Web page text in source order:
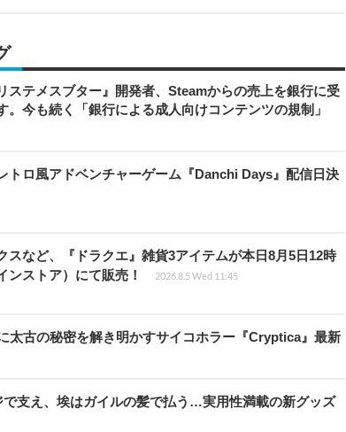
ステメスブター』開発者、Steamからの売上を銀行に受
。今も続く「銀行による成人向けコンテンツの規制」
トロ風アドベンチャーゲーム『Danchi Days』配信日決
スなど、『ドラクエ』雑貨3アイテムが本日8月5日12時
ンストア）にて販売！
2026.8.5 Wed 11:45
太古の秘密を解き明かすサイコホラー『Cryptica』最新
で支え、埃はガイルの髪で払う…実用性満載の新グッズ